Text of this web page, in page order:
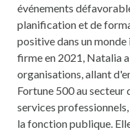
événements
planification et de
positive dans un
firme en 2021, Natalia
organisations, allant
Fortune 500 au secteur
services
la fonction publique.